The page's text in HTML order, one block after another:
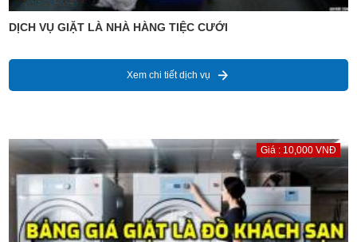
DỊCH VỤ GIẶT LÀ NHÀ HÀNG TIỆC CƯỚI
Xem chi tiết dịch vụ
Giá : 10,000 VNĐ